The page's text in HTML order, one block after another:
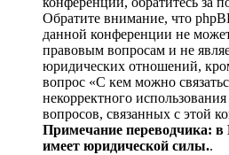
Обратите внимание, что
данной конференции не
правовым вопросам и не
юридических отношений,
вопрос «С кем можно
некорректного
вопросов, связанных с этой
Примечание переводчика: в
имеет юридической силы..